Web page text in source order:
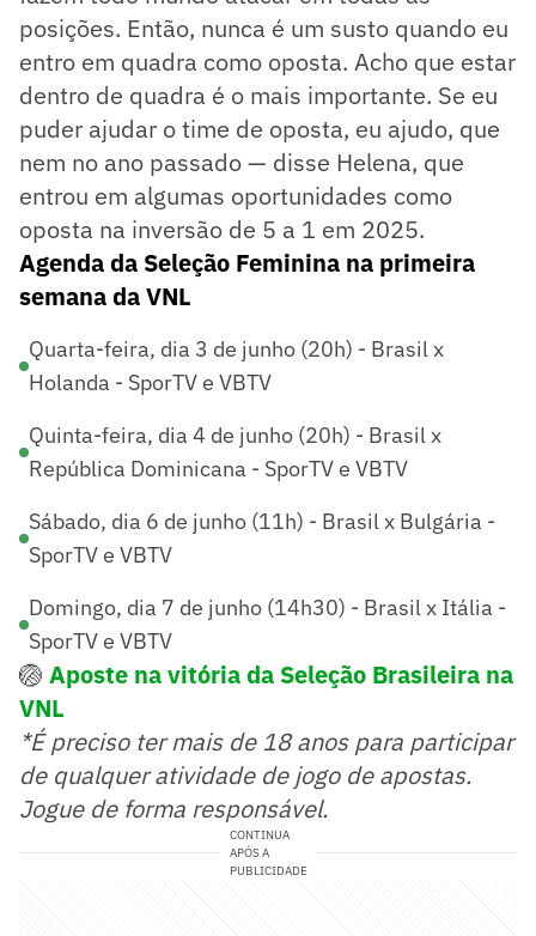
posições. Então, nunca é um susto quando eu
entro em quadra como oposta. Acho que estar
dentro de quadra é o mais importante. Se eu
puder ajudar o time de oposta, eu ajudo, que
nem no ano passado — disse Helena, que
entrou em algumas oportunidades como
oposta na inversão de 5 a 1 em 2025.
Agenda da Seleção Feminina na primeira
semana da VNL
Quarta-feira, dia 3 de junho (20h) - Brasil x
Holanda - SporTV e VBTV
Quinta-feira, dia 4 de junho (20h) - Brasil x
República Dominicana - SporTV e VBTV
Sábado, dia 6 de junho (11h) - Brasil x Bulgária -
SporTV e VBTV
Domingo, dia 7 de junho (14h30) - Brasil x Itália -
SporTV e VBTV
🏐 Aposte na vitória da Seleção Brasileira na
VNL
*É preciso ter mais de 18 anos para participar
de qualquer atividade de jogo de apostas.
Jogue de forma responsável.
CONTINUA
APÓS A
PUBLICIDADE